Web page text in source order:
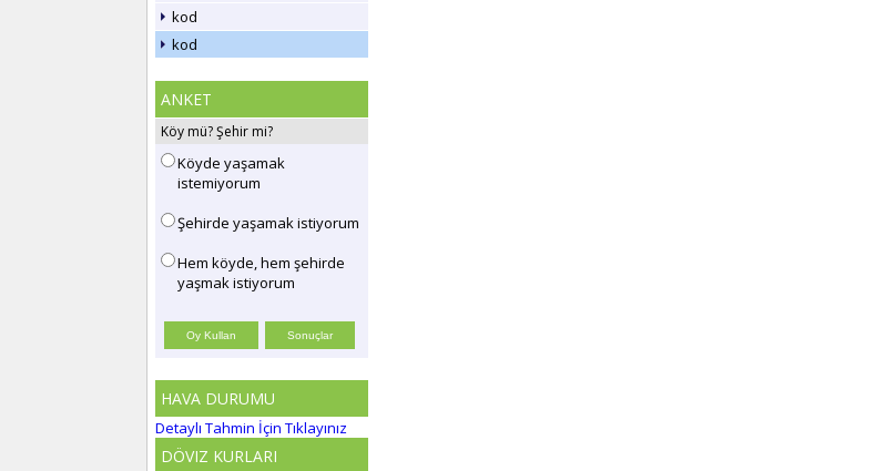
kod
kod
ANKET
Köy mü? Şehir mi?
Köyde yaşamak
istemiyorum
Şehirde yaşamak istiyorum
Hem köyde, hem şehirde
yaşmak istiyorum
HAVA DURUMU
Detaylı Tahmin İçin Tıklayınız
DÖVIZ KURLARI